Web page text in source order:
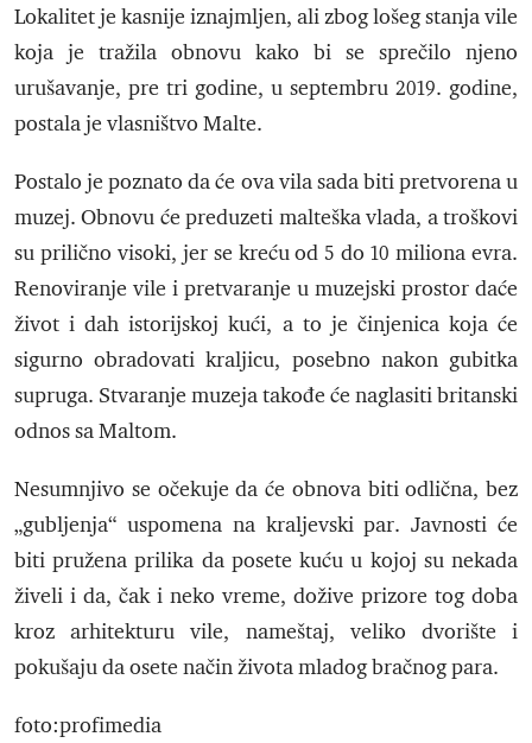
Lokalitet je kasnije iznajmljen, ali zbog lošeg stanja vile
koja je tražila obnovu kako bi se sprečilo njeno
urušavanje, pre tri godine, u septembru 2019. godine,
postala je vlasništvo Malte.
Postalo je poznato da će ova vila sada biti pretvorena u
muzej. Obnovu će preduzeti malteška vlada, a troškovi
su prilično visoki, jer se kreću od 5 do 10 miliona evra.
Renoviranje vile i pretvaranje u muzejski prostor daće
život i dah istorijskoj kući, a to je činjenica koja će
sigurno obradovati kraljicu, posebno nakon gubitka
supruga. Stvaranje muzeja takođe će naglasiti britanski
odnos sa Maltom.
Nesumnjivo se očekuje da će obnova biti odlična, bez
„gubljenja“ uspomena na kraljevski par. Javnosti će
biti pružena prilika da posete kuću u kojoj su nekada
živeli i da, čak i neko vreme, dožive prizore tog doba
kroz arhitekturu vile, nameštaj, veliko dvorište i
pokušaju da osete način života mladog bračnog para.
foto:profimedia